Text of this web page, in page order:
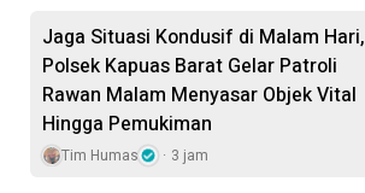
Jaga Situasi Kondusif di Malam Hari,
Polsek Kapuas Barat Gelar Patroli
Rawan Malam Menyasar Objek Vital
Hingga Pemukiman
Tim Humas 3 jam